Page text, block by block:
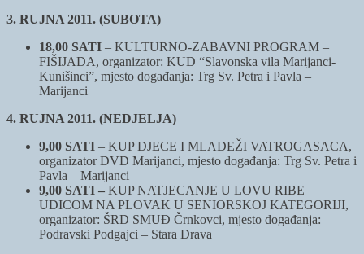
3. RUJNA 2011. (SUBOTA)
18,00 SATI – KULTURNO-ZABAVNI PROGRAM –
FIŠIJADA, organizator: KUD “Slavonska vila Marijanci-
Kunišinci”, mjesto događanja: Trg Sv. Petra i Pavla –
Marijanci
4. RUJNA 2011. (NEDJELJA)
9,00 SATI – KUP DJECE I MLADEŽI VATROGASACA,
organizator DVD Marijanci, mjesto događanja: Trg Sv. Petra i
Pavla – Marijanci
9,00 SATI – KUP NATJECANJE U LOVU RIBE
UDICOM NA PLOVAK U SENIORSKOJ KATEGORIJI,
organizator: ŠRD SMUĐ Črnkovci, mjesto događanja:
Podravski Podgajci – Stara Drava